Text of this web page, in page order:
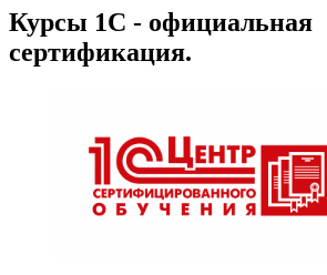
Курсы 1С - официальная
сертификация.